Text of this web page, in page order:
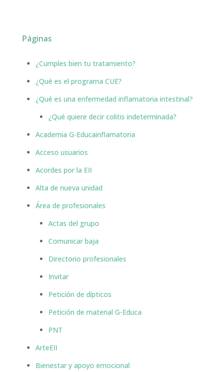
Páginas
¿Cumples bien tu tratamiento?
¿Qué es el programa CUE?
¿Qué es una enfermedad inflamatoria intestinal?
¿Qué quiere decir colitis indeterminada?
Academia G-Educainflamatoria
Acceso usuarios
Acordes por la EII
Alta de nueva unidad
Área de profesionales
Actas del grupo
Comunicar baja
Directorio profesionales
Invitar
Petición de dípticos
Petición de material G-Educa
PNT
ArteEII
Bienestar y apoyo emocional